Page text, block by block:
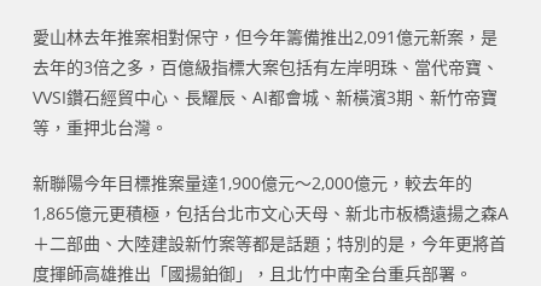
愛山林去年推案相對保守，但今年籌備推出2,091億元新案，是
去年的3倍之多，百億級指標大案包括有左岸明珠、當代帝寶、
VVSI鑽石經貿中心、長耀辰、AI都會城、新橫濱3期、新竹帝寶
等，重押北台灣。
新聯陽今年目標推案量達1,900億元～2,000億元，較去年的
1,865億元更積極，包括台北市文心天母、新北市板橋遠揚之森A
＋二部曲、大陸建設新竹案等都是話題；特別的是，今年更將首
度揮師高雄推出「國揚鉑御」，且北竹中南全台重兵部署。